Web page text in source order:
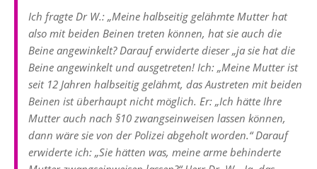
Ich fragte Dr W.: „Meine halbseitig gelähmte Mutter hat
also mit beiden Beinen treten können, hat sie auch die
Beine angewinkelt? Darauf erwiderte dieser „ja sie hat die
Beine angewinkelt und ausgetreten! Ich: „Meine Mutter ist
seit 12 Jahren halbseitig gelähmt, das Austreten mit beiden
Beinen ist überhaupt nicht möglich. Er: „Ich hätte Ihre
Mutter auch nach §10 zwangseinweisen lassen können,
dann wäre sie von der Polizei abgeholt worden.“ Darauf
erwiderte ich: „Sie hätten was, meine arme behinderte